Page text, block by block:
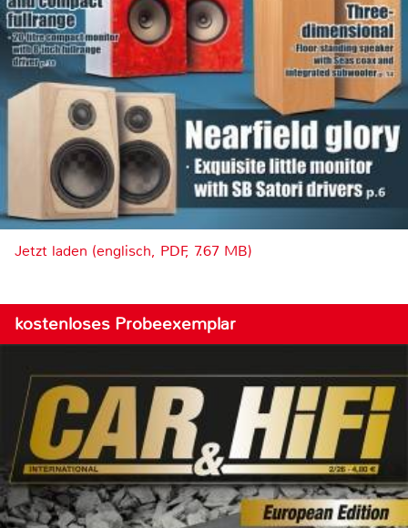
Jetzt laden (englisch, PDF, 7.67 MB)
kostenloses Probeexemplar